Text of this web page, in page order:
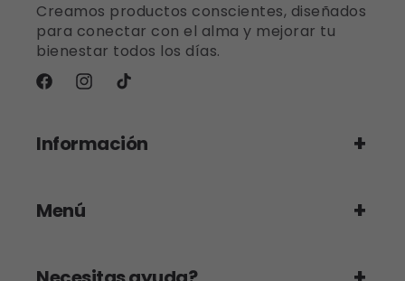
Creamos productos conscientes, diseñados
para conectar con el alma y mejorar tu
bienestar todos los días.
FacebookInstagramTikTok
Información
Menú